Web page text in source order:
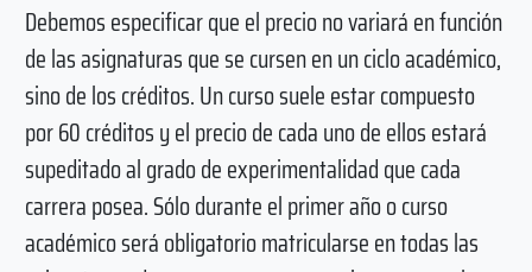
Debemos especificar que el precio no variará en función
de las asignaturas que se cursen en un ciclo académico,
sino de los créditos. Un curso suele estar compuesto
por 60 créditos y el precio de cada uno de ellos estará
supeditado al grado de experimentalidad que cada
carrera posea. Sólo durante el primer año o curso
académico será obligatorio matricularse en todas las